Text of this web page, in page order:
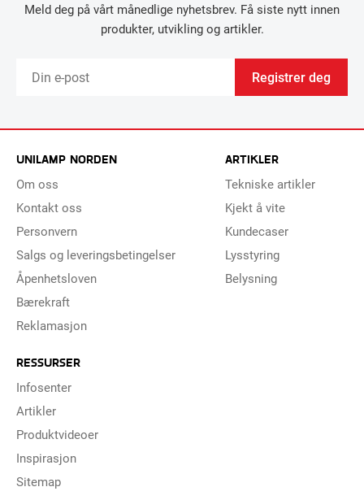
Meld deg på vårt månedlige nyhetsbrev. Få siste nytt innen
produkter, utvikling og artikler.
Registrer deg
UNILAMP NORDEN
Om oss
Kontakt oss
Personvern
Salgs og leveringsbetingelser
Åpenhetsloven
Bærekraft
Reklamasjon
ARTIKLER
Tekniske artikler
Kjekt å vite
Kundecaser
Lysstyring
Belysning
RESSURSER
Infosenter
Artikler
Produktvideoer
Inspirasjon
Sitemap